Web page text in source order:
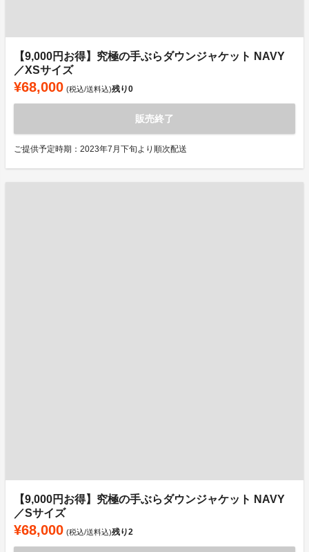
【9,000円お得】究極の手ぶらダウンジャケット NAVY
／XSサイズ
¥68,000 (税込/送料込)残り0
販売終了
ご提供予定時期：2023年7月下旬より順次配送
【9,000円お得】究極の手ぶらダウンジャケット NAVY
／Sサイズ
¥68,000 (税込/送料込)残り2